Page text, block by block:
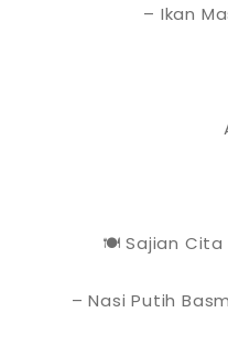
– Ikan
🍽 Sajian Cita
– Nasi Putih